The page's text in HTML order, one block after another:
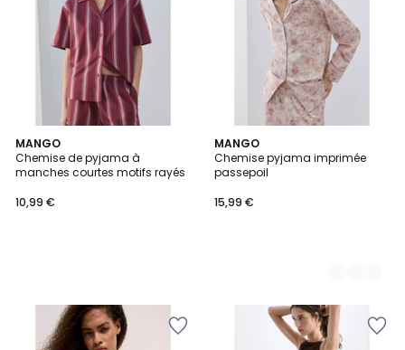
MANGO
Chemise de pyjama à
manches courtes motifs rayés
10,99 €
MANGO
Chemise pyjama imprimée
passepoil
15,99 €
2
Couleurs